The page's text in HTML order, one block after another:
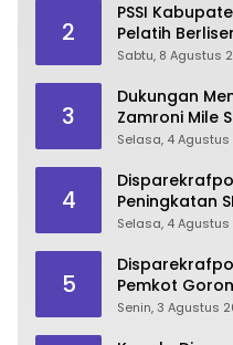
2
PSSI
Pelatih
Sabtu, 8 Agustus
3
Dukungan
Zamroni Mile
Selasa, 4
4
Peningkatan
Studi S3 bagi
Selasa, 4
5
Pemkot
2026
Senin, 3 Agustus